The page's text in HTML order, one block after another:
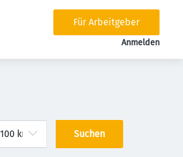
Für Arbeitgeber
Anmelden
Suchen